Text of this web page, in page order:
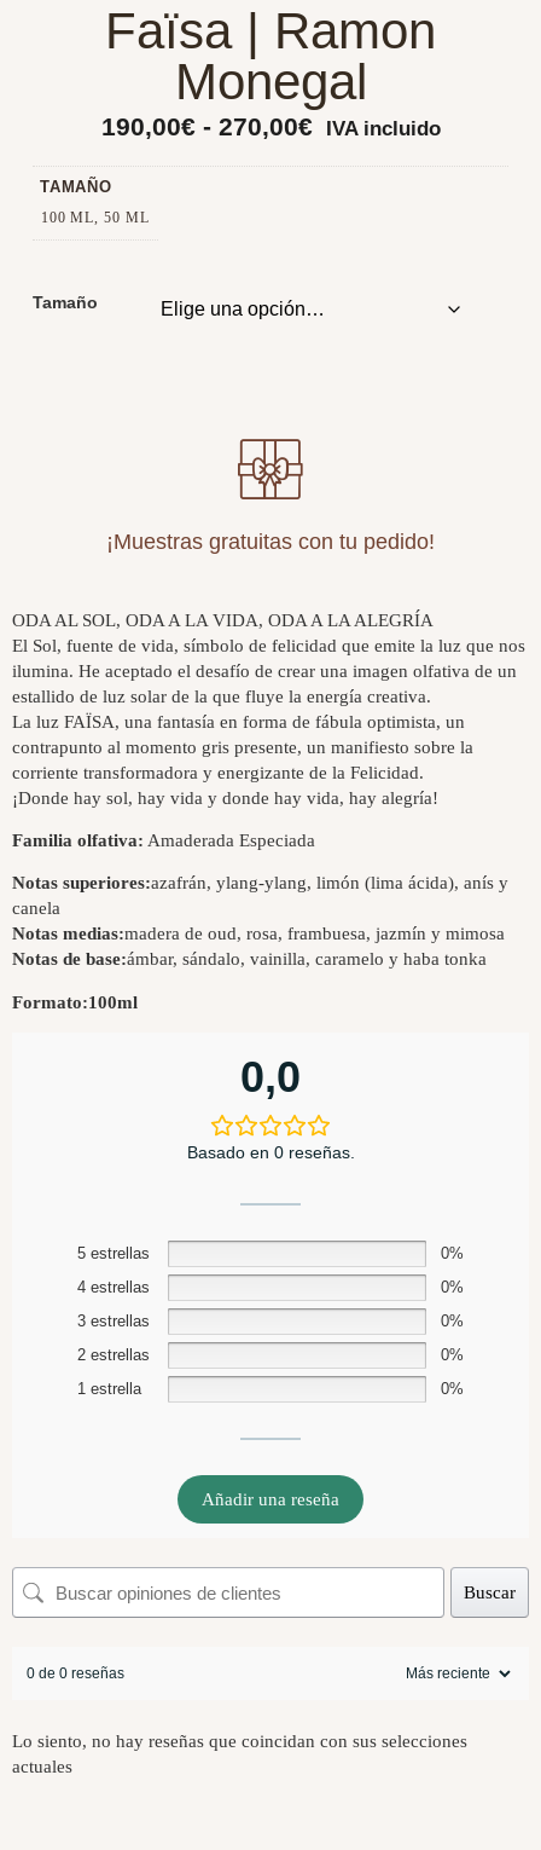
Faïsa | Ramon
Monegal
190,00€ - 270,00€ IVA incluido
TAMAÑO
100 ML, 50 ML
Tamaño
¡Muestras gratuitas con tu pedido!
ODA AL SOL, ODA A LA VIDA, ODA A LA ALEGRÍA
El Sol, fuente de vida, símbolo de felicidad que emite la luz que nos
ilumina. He aceptado el desafío de crear una imagen olfativa de un
estallido de luz solar de la que fluye la energía creativa.
La luz FAÏSA, una fantasía en forma de fábula optimista, un
contrapunto al momento gris presente, un manifiesto sobre la
corriente transformadora y energizante de la Felicidad.
¡Donde hay sol, hay vida y donde hay vida, hay alegría!
Familia olfativa: Amaderada Especiada
Notas superiores:azafrán, ylang-ylang, limón (lima ácida), anís y
canela
Notas medias:madera de oud, rosa, frambuesa, jazmín y mimosa
Notas de base:ámbar, sándalo, vainilla, caramelo y haba tonka
Formato:100ml
0,0
Basado en 0 reseñas.
5 estrellas
0%
4 estrellas
0%
3 estrellas
0%
2 estrellas
0%
1 estrella
0%
Añadir una reseña
Buscar
0 de 0 reseñas
Lo siento, no hay reseñas que coincidan con sus selecciones
actuales